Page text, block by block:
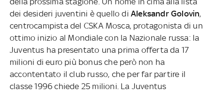
dei desideri juventini è quello di Aleksandr Golovin,
centrocampista del CSKA Mosca, protagonista di un
ottimo inizio al Mondiale con la Nazionale russa: la
Juventus ha presentato una prima offerta da 17
milioni di euro più bonus che però non ha
accontentato il club russo, che per far partire il
classe 1996 chiede 25 milioni. La Juventus